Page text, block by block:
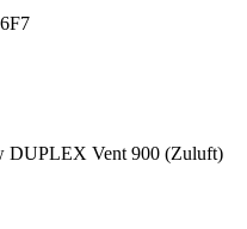
DUPLEX Vent 900 (Zuluft)